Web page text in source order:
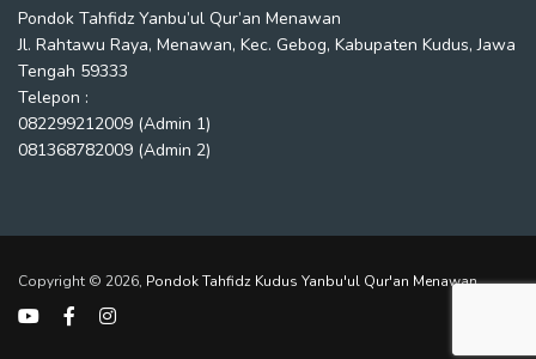
Pondok Tahfidz Yanbu’ul Qur’an Menawan
Jl. Rahtawu Raya, Menawan, Kec. Gebog, Kabupaten Kudus, Jawa
Tengah 59333
Telepon :
082299212009 (Admin 1)
081368782009 (Admin 2)
Copyright © 2026, Pondok Tahfidz Kudus Yanbu'ul Qur'an Menawan